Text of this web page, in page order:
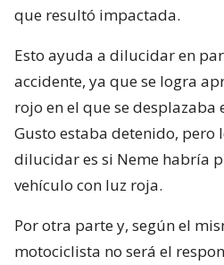
que resultó impactada.
Esto ayuda a dilucidar en
accidente, ya que se logra
rojo en el que se
Gusto estaba detenido, pero
dilucidar es si Neme habría
vehículo con luz roja.
Por otra parte y, según el
motociclista no será el